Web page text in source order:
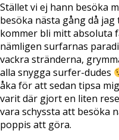
Stället vi ej hann besöka
besöka nästa gång då
kommer bli mitt absoluta
nämligen surfarnas
vackra stränderna,
alla snygga surfer-dudes
åka för att sedan tipsa
varit där gjort en liten
vara schyssta att besöka
poppis att göra.